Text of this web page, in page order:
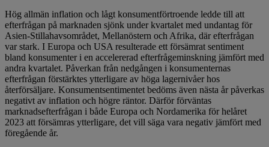
Hög allmän inflation och lågt konsumentförtroende ledde till att
efterfrågan på marknaden sjönk under kvartalet med undantag för
Asien-Stillahavsområdet, Mellanöstern och Afrika, där efterfrågan
var stark. I Europa och USA resulterade ett försämrat sentiment
bland konsumenter i en accelererad efterfrågeminskning jämfört med
andra kvartalet. Påverkan från nedgången i konsumenternas
efterfrågan förstärktes ytterligare av höga lagernivåer hos
återförsäljare. Konsumentsentimentet bedöms även nästa år påverkas
negativt av inflation och högre räntor. Därför förväntas
marknadsefterfrågan i både Europa och Nordamerika för helåret
2023 att försämras ytterligare, det vill säga vara negativ jämfört med
föregående år.